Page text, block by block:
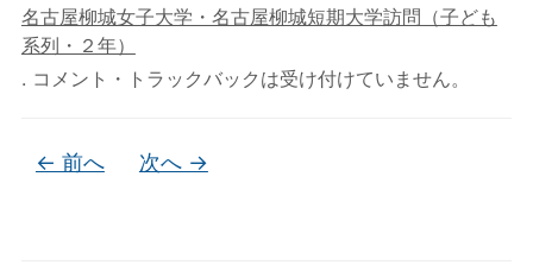
名古屋柳城女子大学・名古屋柳城短期大学訪問（子ども
系列・２年）
. コメント・トラックバックは受け付けていません。
← 前へ 次へ →